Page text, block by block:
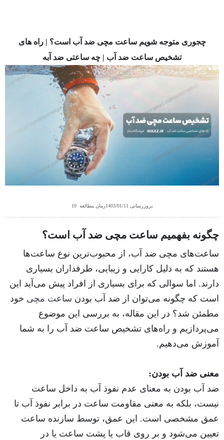
چجوری متوجه شویم ساعت مچی ضد آب است؟ | راه های
تشخیص ساعت ضد آب | چه ساعتی ضد آبه
بروزرسانی 1403/01/11زمان مطالعه 10
چگونه بفهمیم ساعت مچی ضد آب است؟
ساعت‌های مچی ضد آب، از محبوب‌ترین نوع ساعت‌ها
هستند که به دلیل کارایی و زیبایی، طرفداران بسیاری
دارند. اما سوالی که برای بسیاری از افراد پیش می‌آید این
است که چگونه می‌توان از ضد آب بودن ساعت مچی خود
مطمئن شد؟ در این مقاله، به بررسی این موضوع
می‌پردازیم و راه‌های تشخیص ساعت ضد آب را به شما
آموزش می‌دهیم.
معنی ضد آب بودن:
ضد آب بودن به معنای عدم نفوذ آب به داخل ساعت
نیست، بلکه به معنی مقاومت ساعت در برابر نفوذ آب تا
عمق مشخصی است. این عمق، توسط سازنده ساعت
تعیین می‌شود و بر روی قاب یا پشت ساعت یا در